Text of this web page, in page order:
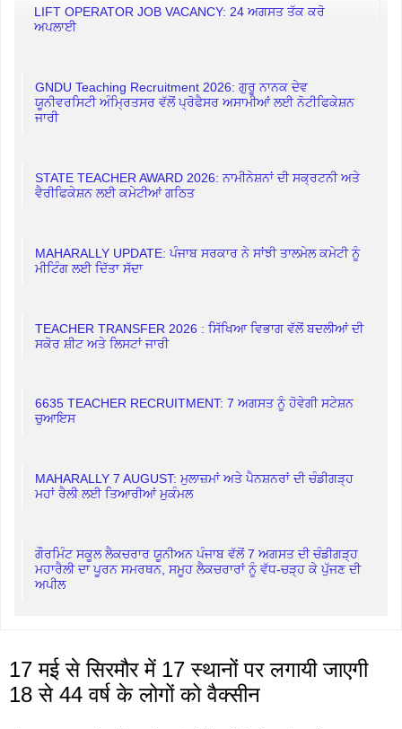
LIFT OPERATOR JOB VACANCY: 24 ਅਗਸਤ ਤੱਕ ਕਰੋ
ਅਪਲਾਈ
GNDU Teaching Recruitment 2026: ਗੁਰੂ ਨਾਨਕ ਦੇਵ
ਯੂਨੀਵਰਸਿਟੀ ਅੰਮ੍ਰਿਤਸਰ ਵੱਲੋਂ ਪ੍ਰੋਫੈਸਰ ਅਸਾਮੀਆਂ ਲਈ ਨੋਟੀਫਿਕੇਸ਼ਨ
ਜਾਰੀ
STATE TEACHER AWARD 2026: ਨਾਮੀਨੇਸ਼ਨਾਂ ਦੀ ਸਕ੍ਰਟਨੀ ਅਤੇ
ਵੈਰੀਫਿਕੇਸ਼ਨ ਲਈ ਕਮੇਟੀਆਂ ਗਠਿਤ
MAHARALLY UPDATE: ਪੰਜਾਬ ਸਰਕਾਰ ਨੇ ਸਾਂਝੀ ਤਾਲਮੇਲ ਕਮੇਟੀ ਨੂੰ
ਮੀਟਿੰਗ ਲਈ ਦਿੱਤਾ ਸੱਦਾ
TEACHER TRANSFER 2026 : ਸਿੱਖਿਆ ਵਿਭਾਗ ਵੱਲੋਂ ਬਦਲੀਆਂ ਦੀ
ਸਕੋਰ ਸ਼ੀਟ ਅਤੇ ਲਿਸਟਾਂ ਜਾਰੀ
6635 TEACHER RECRUITMENT: 7 ਅਗਸਤ ਨੂੰ ਹੋਵੇਗੀ ਸਟੇਸ਼ਨ
ਚੁਆਇਸ
MAHARALLY 7 AUGUST: ਮੁਲਾਜ਼ਮਾਂ ਅਤੇ ਪੈਨਸ਼ਨਰਾਂ ਦੀ ਚੰਡੀਗੜ੍ਹ
ਮਹਾਂ ਰੈਲੀ ਲਈ ਤਿਆਰੀਆਂ ਮੁਕੰਮਲ
ਗੌਰਮਿੰਟ ਸਕੂਲ ਲੈਕਚਰਾਰ ਯੂਨੀਅਨ ਪੰਜਾਬ ਵੱਲੋਂ 7 ਅਗਸਤ ਦੀ ਚੰਡੀਗੜ੍ਹ
ਮਹਾਰੈਲੀ ਦਾ ਪੂਰਨ ਸਮਰਥਨ, ਸਮੂਹ ਲੈਕਚਰਾਰਾਂ ਨੂੰ ਵੱਧ-ਚੜ੍ਹ ਕੇ ਪੁੱਜਣ ਦੀ
ਅਪੀਲ
17 मई से सिरमौर में 17 स्थानों पर लगायी जाएगी
18 से 44 वर्ष के लोगों को वैक्सीन